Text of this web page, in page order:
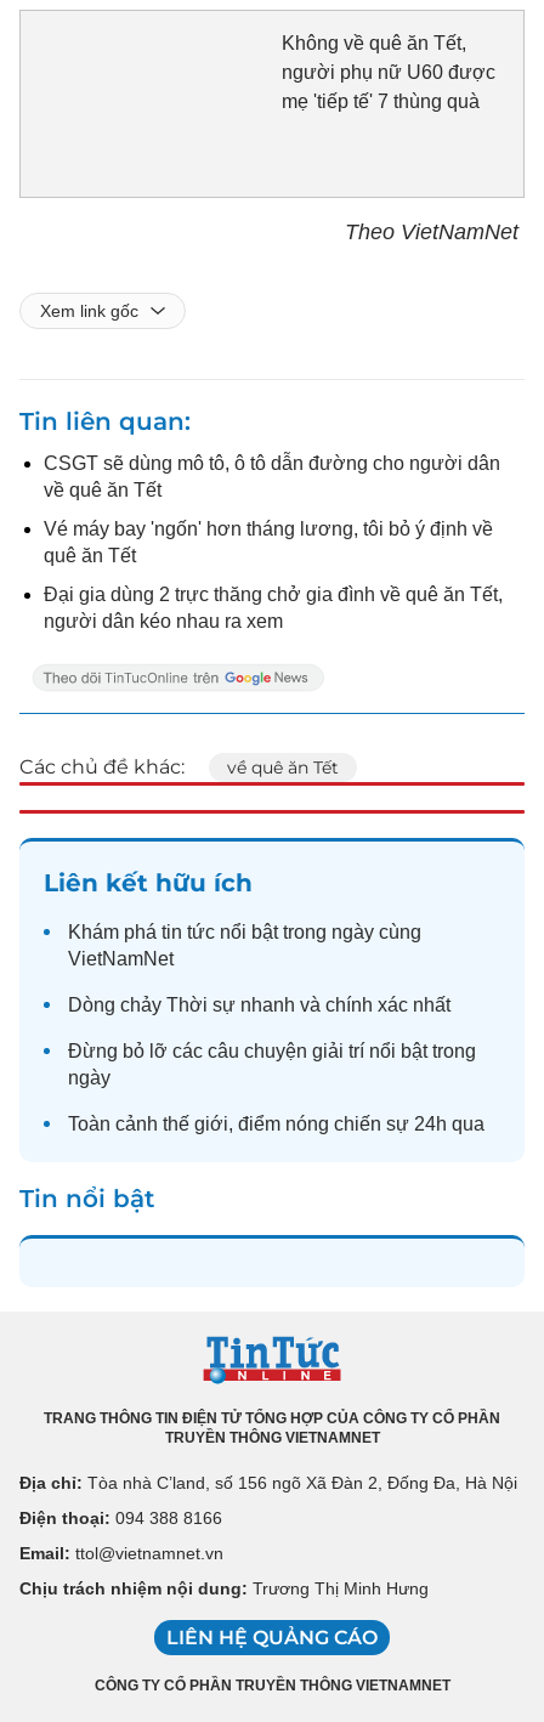
Không về quê ăn Tết,
người phụ nữ U60 được
mẹ 'tiếp tế' 7 thùng quà
Theo VietNamNet
Xem link gốc
Tin liên quan
CSGT sẽ dùng mô tô, ô tô dẫn đường cho người dân
về quê ăn Tết
Vé máy bay 'ngốn' hơn tháng lương, tôi bỏ ý định về
quê ăn Tết
Đại gia dùng 2 trực thăng chở gia đình về quê ăn Tết,
người dân kéo nhau ra xem
Các chủ đề khác: về quê ăn Tết
Liên kết hữu ích
Khám phá tin tức nổi bật trong ngày cùng
VietNamNet
Dòng chảy Thời sự nhanh và chính xác nhất
Đừng bỏ lỡ các câu chuyện giải trí nổi bật trong
ngày
Toàn cảnh thế giới, điểm nóng chiến sự 24h qua
Tin nổi bật
TRANG THÔNG TIN ĐIỆN TỬ TỔNG HỢP CỦA CÔNG TY CỔ PHẦN
TRUYỀN THÔNG VIETNAMNET
Địa chỉ: Tòa nhà C’land, số 156 ngõ Xã Đàn 2, Đống Đa, Hà Nội
Điện thoại: 094 388 8166
Email: ttol@vietnamnet.vn
Chịu trách nhiệm nội dung: Trương Thị Minh Hưng
LIÊN HỆ QUẢNG CÁO
CÔNG TY CỔ PHẦN TRUYỀN THÔNG VIETNAMNET